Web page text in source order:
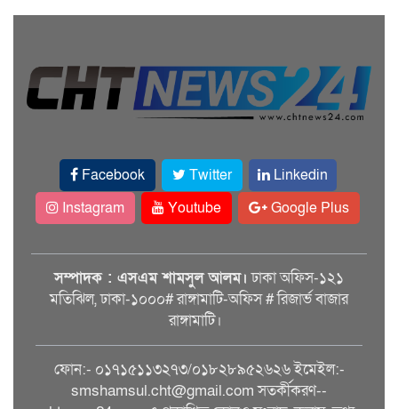
Facebook Twitter
Linkedin
Instagram
Youtube Google Plus
সম্পাদক : এসএম শামসুল আলম। ঢাকা অফিস-১২১
মতিঝিল, ঢাকা-১০০০# রাঙ্গামাটি-অফিস # রিজার্ভ বাজার
রাঙ্গামাটি।
ফোন:- ০১৭১৫১১৩২৭৩/০১৮২৮৯৫২৬২৬ ইমেইল:-
smshamsul.cht@gmail.com সতর্কীকরণ--